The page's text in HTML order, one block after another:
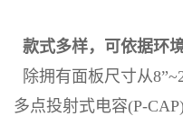
款式多样，可依据环
除拥有面板尺寸从
多点投射式电容(P-